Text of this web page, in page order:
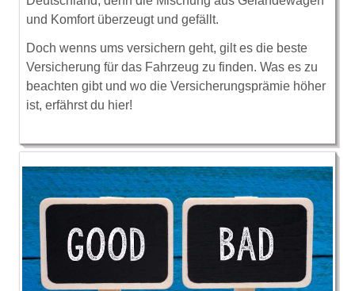
und Komfort überzeugt und gefällt.
Doch wenns ums versichern geht, gilt es die beste
Versicherung für das Fahrzeug zu finden. Was es zu
beachten gibt und wo die Versicherungsprämie höher
ist, erfährst du hier!